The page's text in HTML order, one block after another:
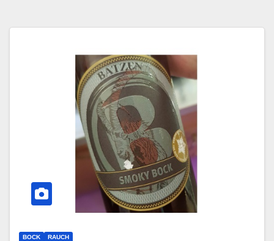
BOCK RAUCH